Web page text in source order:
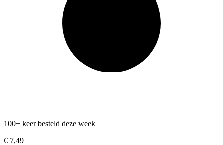
100+ keer besteld deze week
€ 7,49